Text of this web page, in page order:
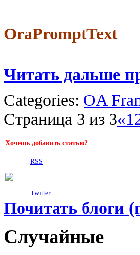
OraPromptText
Читать дальше
Categories: OA
Страница 3 из 3«1
Хочешь добавить статью?
RSS
Twitter
Почитать блоги
Случайные